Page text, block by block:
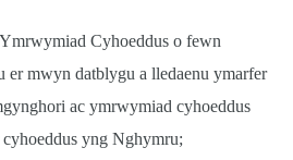
Cyhoeddus o fewn
er mwyn datblygu a lledaenu ymarfer
ac ymrwymiad cyhoeddus
yng Nghymru;